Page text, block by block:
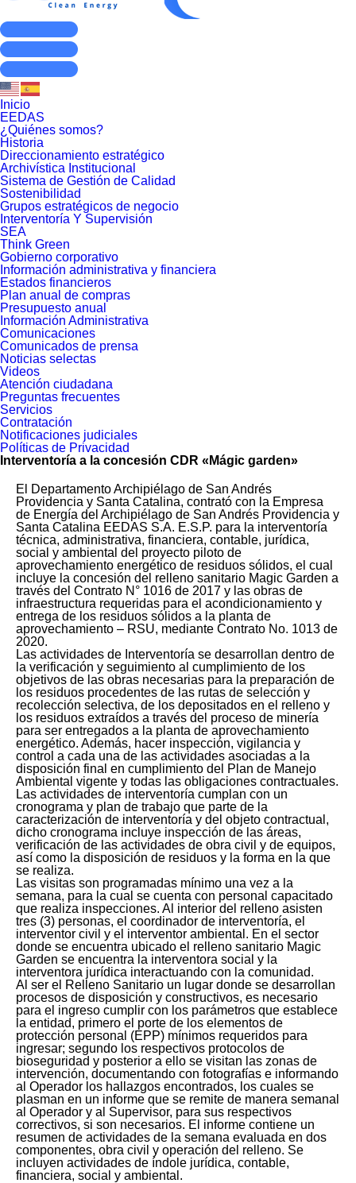
Inicio
EEDAS
¿Quiénes somos?
Historia
Direccionamiento estratégico
Archivística Institucional
Sistema de Gestión de Calidad
Sostenibilidad
Grupos estratégicos de negocio
Interventoría Y Supervisión
SEA
Think Green
Gobierno corporativo
Información administrativa y financiera
Estados financieros
Plan anual de compras
Presupuesto anual
Información Administrativa
Comunicaciones
Comunicados de prensa
Noticias selectas
Videos
Atención ciudadana
Preguntas frecuentes
Servicios
Contratación
Notificaciones judiciales
Políticas de Privacidad
Interventoría a la concesión CDR «Mágic garden»
El Departamento Archipiélago de San Andrés
Providencia y Santa Catalina, contrató con la Empresa
de Energía del Archipiélago de San Andrés Providencia y
Santa Catalina EEDAS S.A. E.S.P. para la interventoría
técnica, administrativa, financiera, contable, jurídica,
social y ambiental del proyecto piloto de
aprovechamiento energético de residuos sólidos, el cual
incluye la concesión del relleno sanitario Magic Garden a
través del Contrato N° 1016 de 2017 y las obras de
infraestructura requeridas para el acondicionamiento y
entrega de los residuos sólidos a la planta de
aprovechamiento – RSU, mediante Contrato No. 1013 de
2020.
Las actividades de Interventoría se desarrollan dentro de
la verificación y seguimiento al cumplimiento de los
objetivos de las obras necesarias para la preparación de
los residuos procedentes de las rutas de selección y
recolección selectiva, de los depositados en el relleno y
los residuos extraídos a través del proceso de minería
para ser entregados a la planta de aprovechamiento
energético. Además, hacer inspección, vigilancia y
control a cada una de las actividades asociadas a la
disposición final en cumplimiento del Plan de Manejo
Ambiental vigente y todas las obligaciones contractuales.
Las actividades de interventoría cumplan con un
cronograma y plan de trabajo que parte de la
caracterización de interventoría y del objeto contractual,
dicho cronograma incluye inspección de las áreas,
verificación de las actividades de obra civil y de equipos,
así como la disposición de residuos y la forma en la que
se realiza.
Las visitas son programadas mínimo una vez a la
semana, para la cual se cuenta con personal capacitado
que realiza inspecciones. Al interior del relleno asisten
tres (3) personas, el coordinador de interventoría, el
interventor civil y el interventor ambiental. En el sector
donde se encuentra ubicado el relleno sanitario Magic
Garden se encuentra la interventora social y la
interventora jurídica interactuando con la comunidad.
Al ser el Relleno Sanitario un lugar donde se desarrollan
procesos de disposición y constructivos, es necesario
para el ingreso cumplir con los parámetros que establece
la entidad, primero el porte de los elementos de
protección personal (EPP) mínimos requeridos para
ingresar; segundo los respectivos protocolos de
bioseguridad y posterior a ello se visitan las zonas de
intervención, documentando con fotografías e informando
al Operador los hallazgos encontrados, los cuales se
plasman en un informe que se remite de manera semanal
al Operador y al Supervisor, para sus respectivos
correctivos, si son necesarios. El informe contiene un
resumen de actividades de la semana evaluada en dos
componentes, obra civil y operación del relleno. Se
incluyen actividades de índole jurídica, contable,
financiera, social y ambiental.